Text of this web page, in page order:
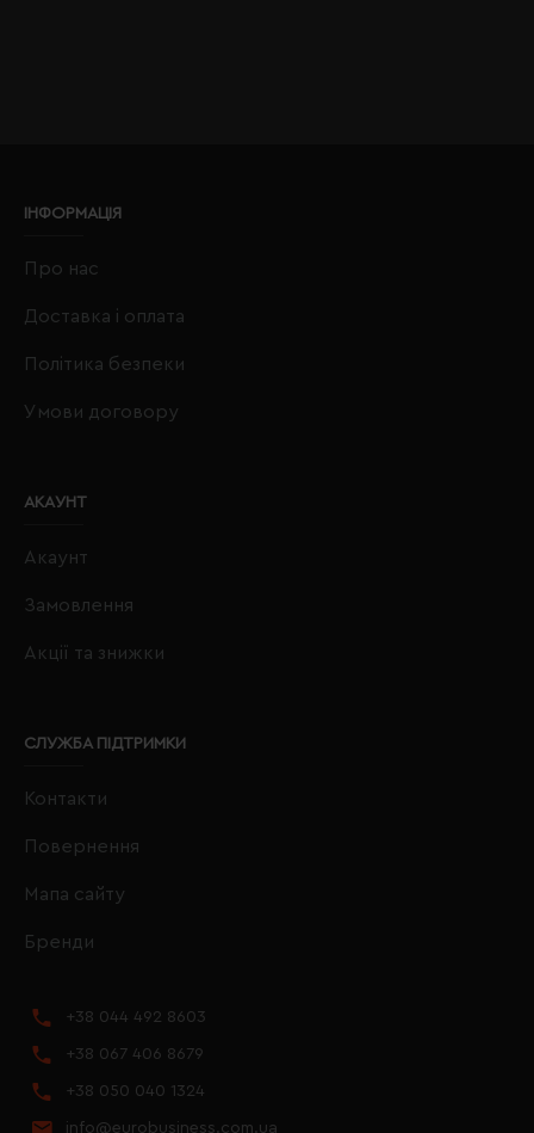
ІНФОРМАЦІЯ
Про нас
Доставка і оплата
Політика безпеки
Умови договору
АКАУНТ
Акаунт
Замовлення
Акції та знижки
СЛУЖБА ПІДТРИМКИ
Контакти
Повернення
Мапа сайту
Бренди
+38 044 492 8603
+38 067 406 8679
+38 050 040 1324
info@eurobusiness.com.ua